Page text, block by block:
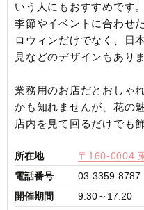
いう人にもおすすめです。
季節やイベントに合わせ
ロウィンだけでなく、日
見などのデザインもありま
業務用のお店だとおしゃ
かも知れませんが、花の
店内を見て回るだけでも
所在地
〒160-0004
電話番号
03-3359-8787
開催期間
9:30～17:20